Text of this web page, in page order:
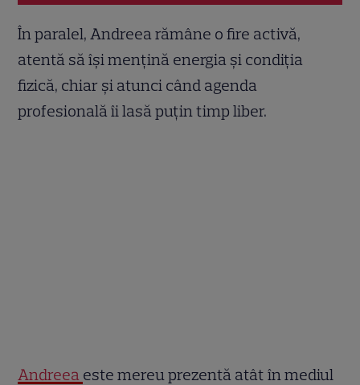
În paralel, Andreea rămâne o fire activă,
atentă să își mențină energia și condiția
fizică, chiar și atunci când agenda
profesională îi lasă puțin timp liber.
Andreea este mereu prezentă atât în mediul